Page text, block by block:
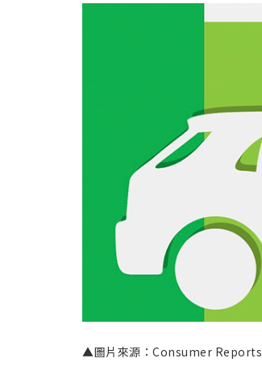
▲圖片來源：Consumer Reports